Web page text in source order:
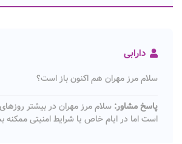
دارابی
سلام مرز مهران هم اکنون باز است؟
پاسخ مشاور: سلام مرز مهران در بیشتر
است اما در ایام خاص یا شرایط امنیتی ممکنه